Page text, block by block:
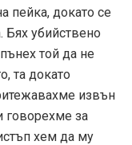
пейка, докато се
Бях убийствено
той да не
та докато
извън
говорехме за
хем да му